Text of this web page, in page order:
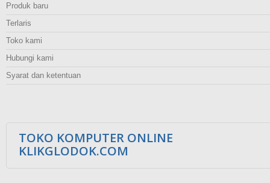
Produk baru
Terlaris
Toko kami
Hubungi kami
Syarat dan ketentuan
TOKO KOMPUTER ONLINE
KLIKGLODOK.COM